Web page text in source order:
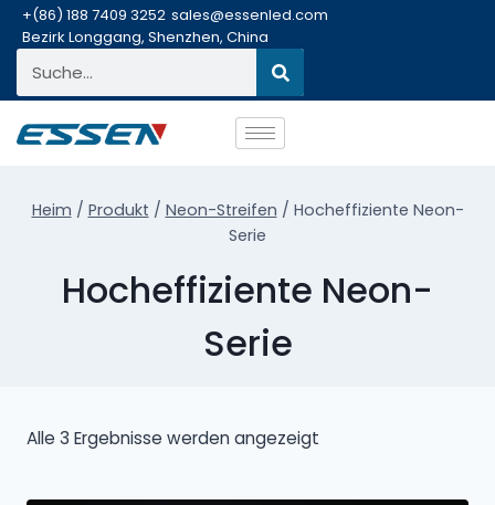
+(86) 188 7409 3252 sales@essenled.com
Bezirk Longgang, Shenzhen, China
Heim / Produkt / Neon-Streifen / Hocheffiziente Neon-
Serie
Hocheffiziente Neon-
Serie
Alle 3 Ergebnisse werden angezeigt